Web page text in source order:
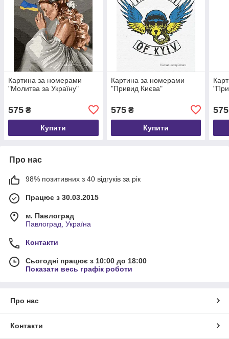
Картина за номерами
"Молитва за Україну"
575 ₴
Купити
Картина за номерами
"Привид Києва"
575₴
Купити
575
Про нас
98% позитивних з 40 відгуків за рік
Працює з 30.03.2015
м. Павлоград
Павлоград, Україна
Контакти
Сьогодні працює з 10:00 до 18:00
Показати весь графік роботи
Про нас
Контакти